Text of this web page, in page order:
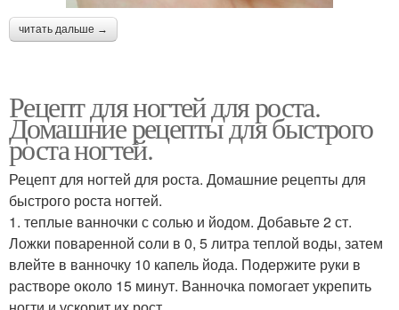
читать дальше →
Рецепт для ногтей для роста.
Домашние рецепты для быстрого
роста ногтей.
Рецепт для ногтей для роста. Домашние рецепты для
быстрого роста ногтей.
1. теплые ванночки с солью и йодом. Добавьте 2 ст.
Ложки поваренной соли в 0, 5 литра теплой воды, затем
влейте в ванночку 10 капель йода. Подержите руки в
растворе около 15 минут. Ванночка помогает укрепить